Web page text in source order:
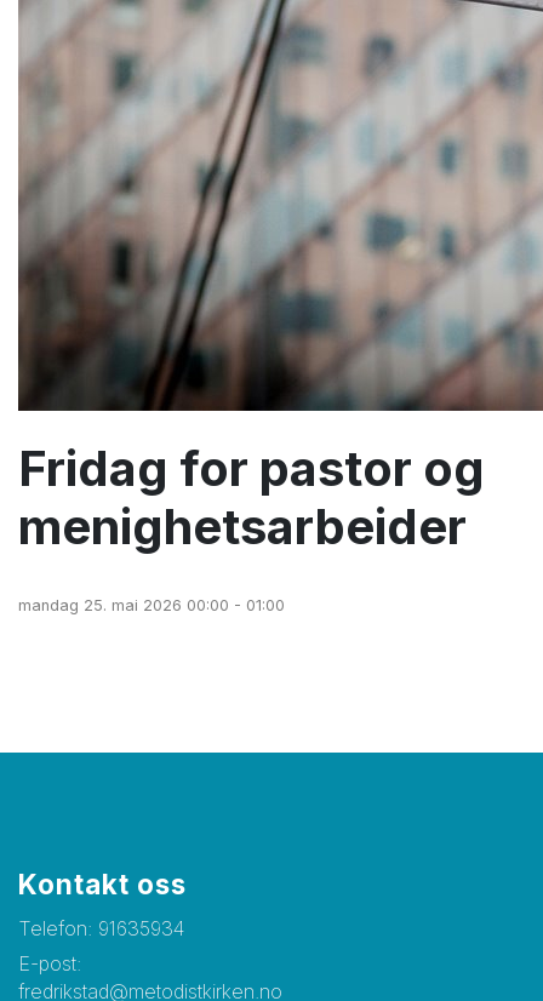
Fridag for pastor og
menighetsarbeider
mandag 25. mai 2026 00:00 - 01:00
Kontakt oss
Telefon: 91635934
E-post:
fredrikstad@metodistkirken.no